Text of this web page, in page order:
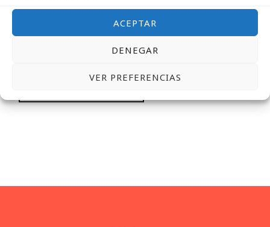
ACEPTAR
DENEGAR
VER PREFERENCIAS
PARA LA PRÓXIMA VEZ QUE COMENTE.